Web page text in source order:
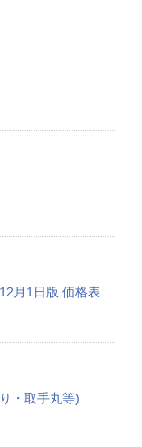
月1日版 価格表
・取手丸等)